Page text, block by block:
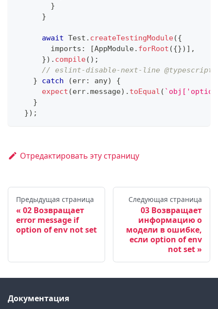
}
}
await Test . createTestingModule({
        imports
: [AppModule. forRoot ({}) ] ,
}) . compile( ) ;
// eslint-disable-next-line
}
catch (err: any)
{
expect (err.message) . toEqual ( `
}
}) ;
Отредактировать эту страницу
Предыдущая страница
02 Возвращает
error message if
option of env not set
Следующая страница
03 Возвращает
информацию о
модели в ошибке,
если option of env
not set
Документация